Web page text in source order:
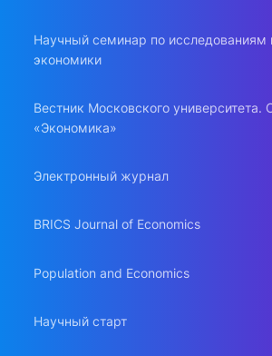
Научный семинар по исследованиям
экономики
Вестник Московского университета.
«Экономика»
Электронный журнал
BRICS Journal of Economics
Population and Economics
Научный старт